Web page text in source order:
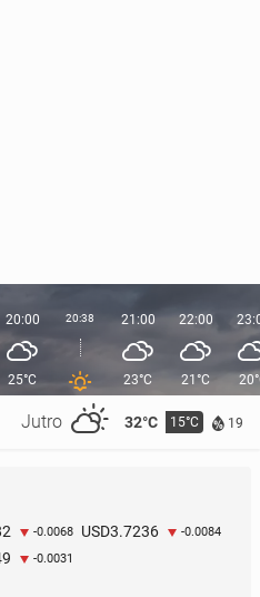
Jutro 32°C 15°C 19
20:00
25°C
20:38 21:00
23°C
22:00
21°C
-0.0068 USD3.7236 -0.0084
-0.0031